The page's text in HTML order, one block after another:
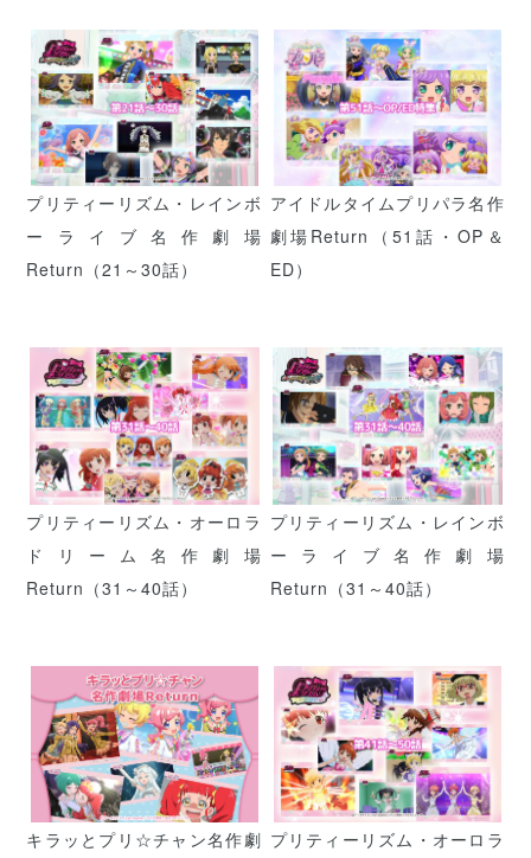
プリティーリズム・レインボ
ーライブ名作劇場
Return（21～30話）
アイドルタイムプリパラ名作
劇場Return（51話・OP＆
ED）
プリティーリズム・オーロラ
ドリーム名作劇場
Return（31～40話）
プリティーリズム・レインボ
ーライブ名作劇場
Return（31～40話）
キラッとプリ☆チャン名作劇 プリティーリズム・オーロラ